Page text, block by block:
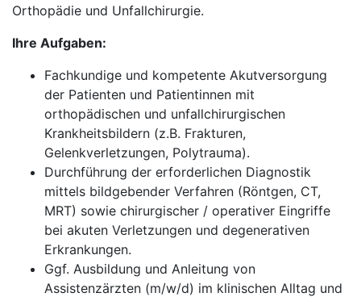
Orthopädie und Unfallchirurgie.
Ihre Aufgaben:
Fachkundige und kompetente Akutversorgung
der Patienten und Patientinnen mit
orthopädischen und unfallchirurgischen
Krankheitsbildern (z.B. Frakturen,
Gelenkverletzungen, Polytrauma).
Durchführung der erforderlichen Diagnostik
mittels bildgebender Verfahren (Röntgen, CT,
MRT) sowie chirurgischer / operativer Eingriffe
bei akuten Verletzungen und degenerativen
Erkrankungen.
Ggf. Ausbildung und Anleitung von
Assistenzärzten (m/w/d) im klinischen Alltag und